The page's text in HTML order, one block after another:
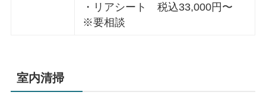
・リアシート 税込33,000円〜
※要相談
室内清掃